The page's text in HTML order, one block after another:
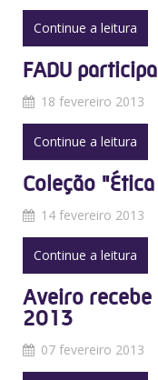
Continue a leitura
FADU
18 fevereiro 2013
Continue a leitura
Coleção
14 fevereiro 2013
Continue a leitura
Aveiro
2013
07 fevereiro 2013